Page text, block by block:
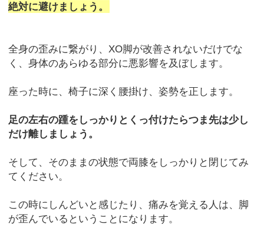
絶対に避けましょう。
全身の歪みに繋がり、XO脚が改善されないだけでな
く、身体のあらゆる部分に悪影響を及ぼします。
座った時に、椅子に深く腰掛け、姿勢を正します。
足の左右の踵をしっかりとくっ付けたらつま先は少し
だけ離しましょう。
そして、そのままの状態で両膝をしっかりと閉じてみ
てください。
この時にしんどいと感じたり、痛みを覚える人は、脚
が歪んでいるということになります。